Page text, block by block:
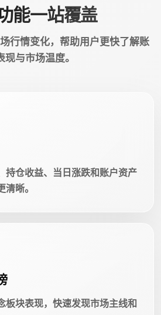
能一站覆盖
行情变化，帮助用户更快了解账
现与市场温度。
持仓收益、当日涨跌和账户资产
晰。
板块表现，快速发现市场主线和